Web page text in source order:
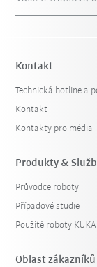
Kontakt
Technická hotline a
Kontakt
Kontakty pro média
Produkty &
Průvodce roboty
Případové studie
Použité roboty KUKA
Oblast zákazníků